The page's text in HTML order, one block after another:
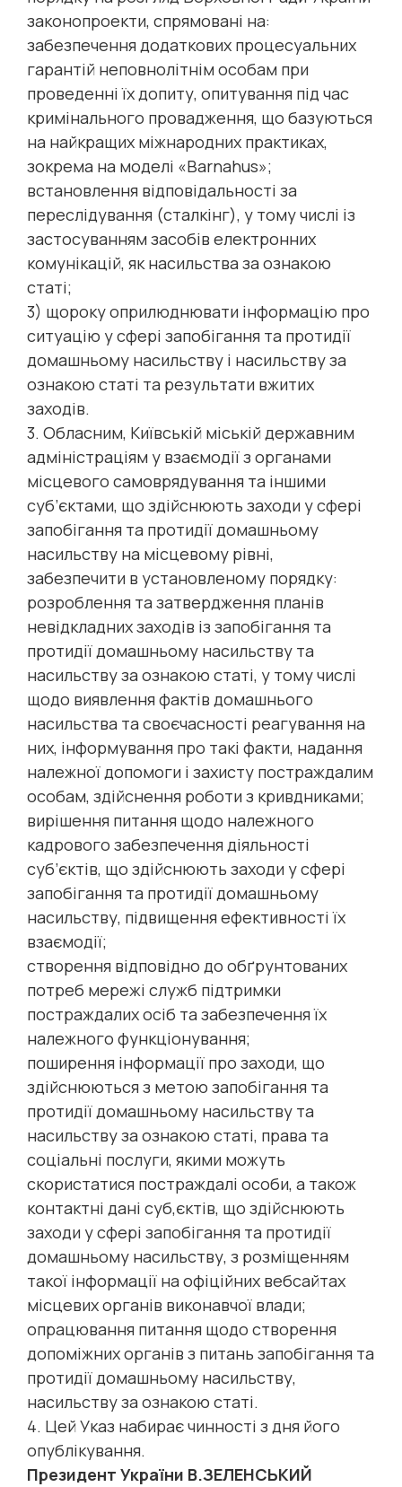
законопроекти, спрямовані на:
забезпечення додаткових процесуальних
гарантій неповнолітнім особам при
проведенні їх допиту, опитування під час
кримінального провадження, що базуються
на найкращих міжнародних практиках,
зокрема на моделі «Barnahus»;
встановлення відповідальності за
переслідування (сталкінг), у тому числі із
застосуванням засобів електронних
комунікацій, як насильства за ознакою
статі;
3) щороку оприлюднювати інформацію про
ситуацію у сфері запобігання та протидії
домашньому насильству і насильству за
ознакою статі та результати вжитих
заходів.
3. Обласним, Київській міській державним
адміністраціям у взаємодії з органами
місцевого самоврядування та іншими
суб’єктами, що здійснюють заходи у сфері
запобігання та протидії домашньому
насильству на місцевому рівні,
забезпечити в установленому порядку:
розроблення та затвердження планів
невідкладних заходів із запобігання та
протидії домашньому насильству та
насильству за ознакою статі, у тому числі
щодо виявлення фактів домашнього
насильства та своєчасності реагування на
них, інформування про такі факти, надання
належної допомоги і захисту постраждалим
особам, здійснення роботи з кривдниками;
вирішення питання щодо належного
кадрового забезпечення діяльності
суб’єктів, що здійснюють заходи у сфері
запобігання та протидії домашньому
насильству, підвищення ефективності їх
взаємодії;
створення відповідно до обґрунтованих
потреб мережі служб підтримки
постраждалих осіб та забезпечення їх
належного функціонування;
поширення інформації про заходи, що
здійснюються з метою запобігання та
протидії домашньому насильству та
насильству за ознакою статі, права та
соціальні послуги, якими можуть
скористатися постраждалі особи, а також
контактні дані суб,єктів, що здійснюють
заходи у сфері запобігання та протидії
домашньому насильству, з розміщенням
такої інформації на офіційних вебсайтах
місцевих органів виконавчої влади;
опрацювання питання щодо створення
допоміжних органів з питань запобігання та
протидії домашньому насильству,
насильству за ознакою статі.
4. Цей Указ набирає чинності з дня його
опублікування.
Президент України В.ЗЕЛЕНСЬКИЙ